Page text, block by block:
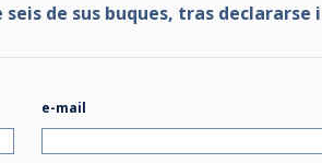
de sus buques, tras declararse
e-mail